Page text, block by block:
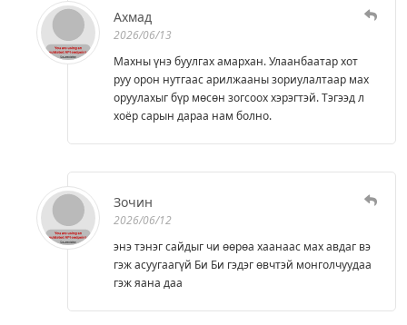
Ахмад
2026/06/13
Махны үнэ буулгах амархан. Улаанбаатар хот
руу орон нутгаас арилжааны зориулалтаар мах
оруулахыг бүр мөсөн зогсоох хэрэгтэй. Тэгээд л
хоёр сарын дараа нам болно.
Зочин
2026/06/12
энэ тэнэг сайдыг чи өөрөа хаанаас мах авдаг вэ
гэж асуугаагүй Би Би гэдэг өвчтэй монголчуудаа
гэж яана даа